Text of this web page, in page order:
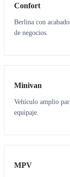
Confort
Berlina con
de negocios.
6 5
Minivan
Vehículo amplio
equipaje.
7 7
MPV